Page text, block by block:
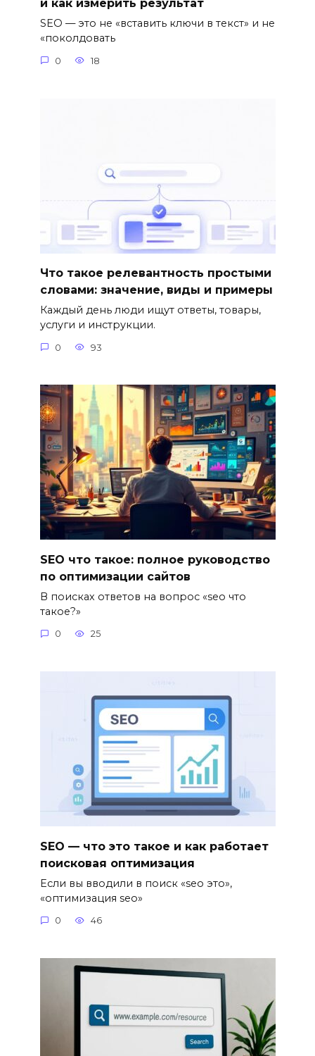
и как измерить результат
SEO — это не «вставить ключи в текст» и не
«поколдовать
0 18
Что такое релевантность простыми
словами: значение, виды и примеры
Каждый день люди ищут ответы, товары,
услуги и инструкции.
0 93
SEO что такое: полное руководство
по оптимизации сайтов
В поисках ответов на вопрос «seo что
такое?»
0 25
SEO — что это такое и как работает
поисковая оптимизация
Если вы вводили в поиск «seo это»,
«оптимизация seo»
0 46